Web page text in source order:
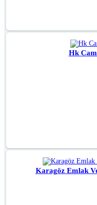
Hk
Karagöz Emlak